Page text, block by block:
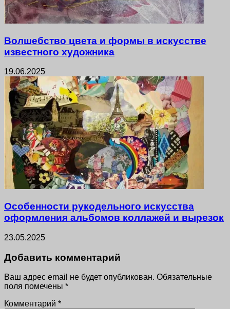
Волшебство цвета и формы в искусстве
известного художника
19.06.2025
Особенности рукодельного искусства
оформления альбомов коллажей и вырезок
23.05.2025
Добавить комментарий
Ваш адрес email не будет опубликован. Обязательные
поля помечены *
Комментарий *